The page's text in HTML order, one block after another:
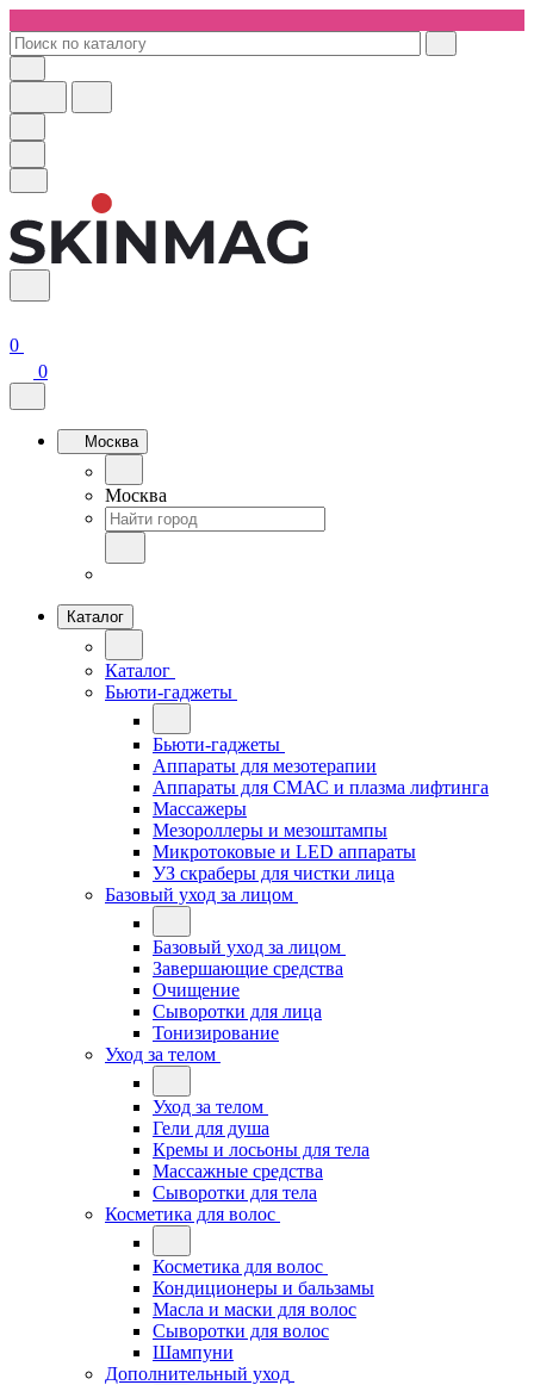
0
0
Москва
Москва
Каталог
Каталог
Бьюти-гаджеты
Бьюти-гаджеты
Аппараты для мезотерапии
Аппараты для СМАС и плазма лифтинга
Массажеры
Мезороллеры и мезоштампы
Микротоковые и LED аппараты
УЗ скраберы для чистки лица
Базовый уход за лицом
Базовый уход за лицом
Завершающие средства
Очищение
Сыворотки для лица
Тонизирование
Уход за телом
Уход за телом
Гели для душа
Кремы и лосьоны для тела
Массажные средства
Сыворотки для тела
Косметика для волос
Косметика для волос
Кондиционеры и бальзамы
Масла и маски для волос
Сыворотки для волос
Шампуни
Дополнительный уход